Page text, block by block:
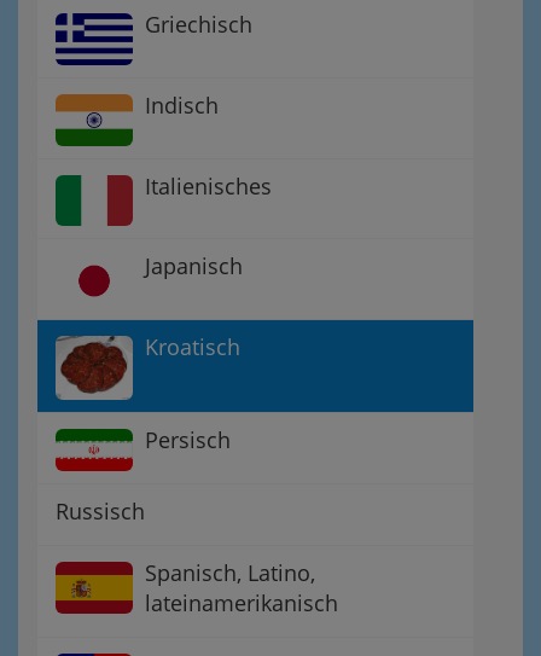
Griechisch
Indisch
Italienisches
Japanisch
Kroatisch
Persisch
Russisch
Spanisch, Latino,
lateinamerikanisch